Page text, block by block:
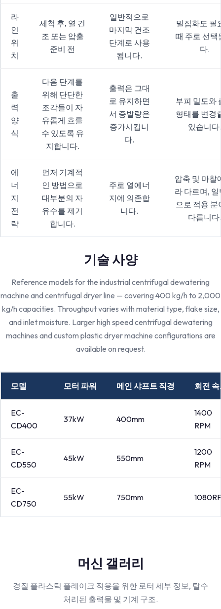
라
인
위
치
세척 후, 열 건
조 또는 압출
준비 전
일반적으로
마지막 건조
단계로 사용
됩니다.
밀집화도 필
때 주로 선택
다.
출
력
양
식
다음 단계를
위해 단단한
조각들이 자
유롭게 흐를
수 있도록 유
지합니다.
출력은 그대
로 유지하면
서 증발량은
증가시킵니
다.
부피 밀도와
형태를 변경
있습니다.
에
너
지
전
략
먼저 기계적
인 방법으로
대부분의 자
유수를 제거
합니다.
주로 열에너
지에 의존합
니다.
압축 및 마찰
라 다르며,
으로 적용 분
다릅니다.
기술 사양
Reference models for the industrial centrifugal dewatering
machine and centrifugal dryer line — covering 400 kg/h to 2,000
kg/h capacities. Throughput varies with material type, flake size,
and inlet moisture. Larger high speed centrifugal dewatering
machines and custom plastic dryer machine configurations are
available on request.
모델 모터 파워 메인 샤프트 직경 회전
EC-
CD400
37kW 400mm
1400
RPM
EC-
CD550
45kW 550mm
1200
RPM
EC-
CD750
55kW 750mm
머신 갤러리
경질 플라스틱 플레이크 적용을 위한 로터 세부 정보, 탈수
처리된 출력물 및 기계 구조.